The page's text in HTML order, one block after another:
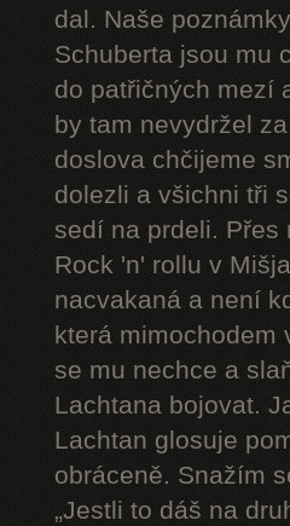
dal. Naše
Schuberta jsou mu
do patřičných mezí
by tam nevydržel
doslova chčijeme
dolezli a všichni tři
sedí na prdeli. Přes
Rock 'n' rollu v
nacvakaná a není
která mimochodem
se mu nechce a
Lachtana bojovat.
Lachtan glosuje
obráceně. Snažím
„Jestli to dáš na